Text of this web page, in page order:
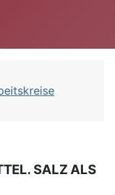
SALZ ALS